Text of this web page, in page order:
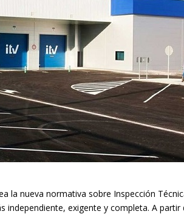
la nueva normativa sobre Inspección
exigente y completa. A